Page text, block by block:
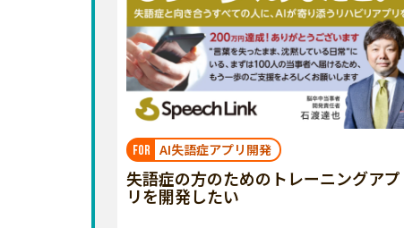
FOR AI失語症アプリ開発
失語症の方のためのトレーニングアプ
リを開発したい